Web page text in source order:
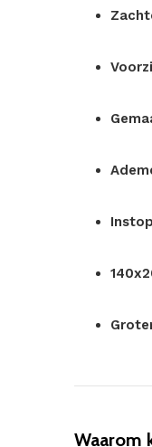
Waarom